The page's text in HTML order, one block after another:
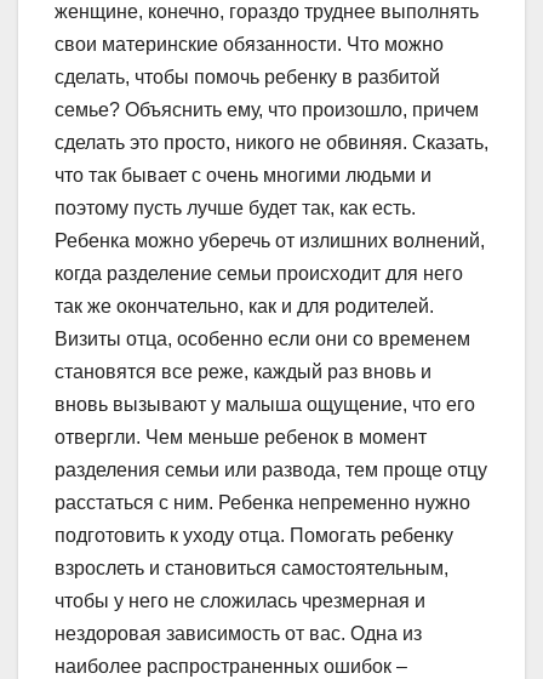
женщине, конечно, гораздо труднее выполнять
свои материнские обязанности. Что можно
сделать, чтобы помочь ребенку в разбитой
семье? Объяснить ему, что произошло, причем
сделать это просто, никого не обвиняя. Сказать,
что так бывает с очень многими людьми и
поэтому пусть лучше будет так, как есть.
Ребенка можно уберечь от излишних волнений,
когда разделение семьи происходит для него
так же окончательно, как и для родителей.
Визиты отца, особенно если они со временем
становятся все реже, каждый раз вновь и
вновь вызывают у малыша ощущение, что его
отвергли. Чем меньше ребенок в момент
разделения семьи или развода, тем проще отцу
расстаться с ним. Ребенка непременно нужно
подготовить к уходу отца. Помогать ребенку
взрослеть и становиться самостоятельным,
чтобы у него не сложилась чрезмерная и
нездоровая зависимость от вас. Одна из
наиболее распространенных ошибок –